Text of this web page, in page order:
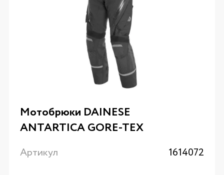
Мотобрюки DAINESE
ANTARTICA GORE-TEX
Артикул 1614072